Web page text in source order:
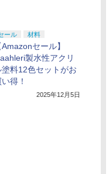
ール 材料
Amazonセール】
製水性アクリ
塗料12色セットがお
得！
2025年12月5日